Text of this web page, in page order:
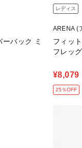
バック ミ
レディス
ARENA (
フィッ
フレッ
¥8,079
25％OFF